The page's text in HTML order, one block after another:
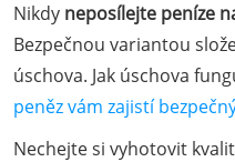
Nikdy neposílejte peníze
Bezpečnou variantou
úschova. Jak úschova
peněz vám zajistí
Nechejte si vyhotovit